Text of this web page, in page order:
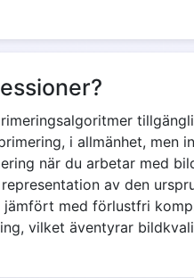
i allmänhet,
när du arbetar med
av den
med förlustfri
vilket äventyrar